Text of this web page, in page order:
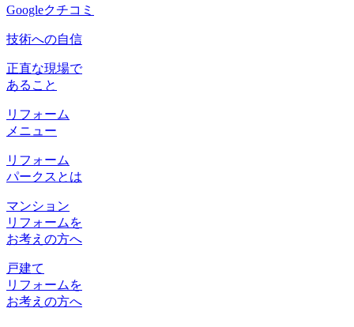
Googleクチコミ
技術への自信
正直な現場で
あること
リフォーム
メニュー
リフォーム
パークスとは
マンション
リフォームを
お考えの方へ
戸建て
リフォームを
お考えの方へ